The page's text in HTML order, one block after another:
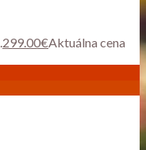
299.00€Aktuálna cena